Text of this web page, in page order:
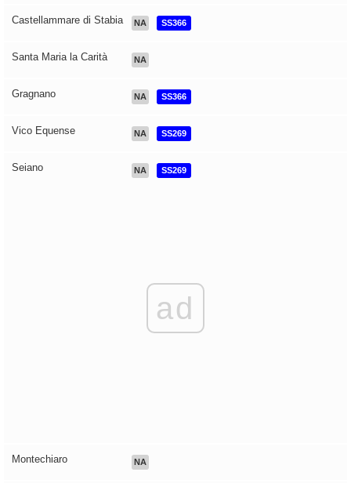
Castellammare di Stabia NA SS366
Santa Maria la Carità NA
Gragnano NA SS366
Vico Equense NA SS269
Seiano NA SS269
ad
Montechiaro NA